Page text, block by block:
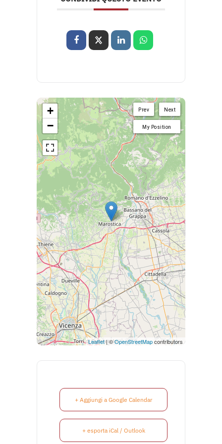
Next
Prev
My Position
+
−
Leaflet| ©OpenStreetMapcontributors
+ Aggiungi a Google Calendar
+ esporta iCal / Outlook